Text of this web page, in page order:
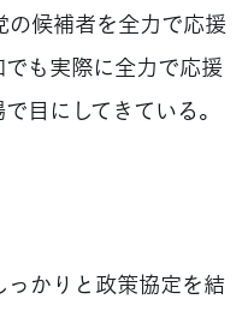
候補者を全力で応援
も実際に全力で応援
目にしてきている。
かりと政策協定を結